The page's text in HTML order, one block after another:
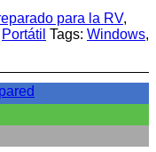
para la RV,
Portátil Tags: Windows,